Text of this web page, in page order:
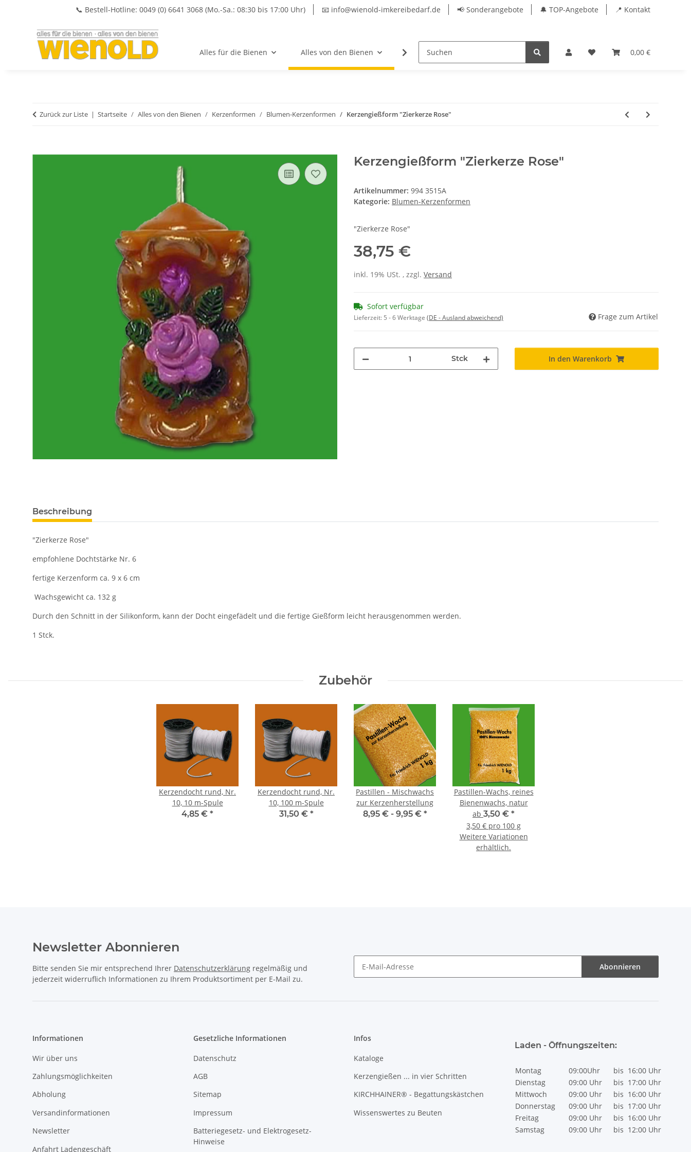
📞 Bestell-Hotline: 0049 (0) 6641 3068 (Mo.-Sa.: 08:30 bis 17:00 Uhr) 📧 info@wienold-imkereibedarf.de 📢 Sonderangebote 🔔 TOP-Angebote 📍 Kontakt
0,00 €
Alles für die Bienen Alles von den Bienen Hersteller
Zurück zur Liste Startseite Alles von den Bienen Kerzenformen Blumen-Kerzenformen Kerzengießform "Zierkerze Rose"
Kerzengießform "Zierkerze Rose"
Artikelnummer: 994 3515A
Kategorie: Blumen-Kerzenformen
"Zierkerze Rose"
38,75 €
inkl. 19% USt. , zzgl. Versand
Sofort verfügbar
Lieferzeit: 5 - 6 Werktage (DE - Ausland abweichend) Frage zum Artikel
Stck In den Warenkorb
Beschreibung
"Zierkerze Rose"
empfohlene Dochtstärke Nr. 6
fertige Kerzenform ca. 9 x 6 cm
Wachsgewicht ca. 132 g
Durch den Schnitt in der Silikonform, kann der Docht eingefädelt und die fertige Gießform leicht herausgenommen werden.
1 Stck.
Zubehör
Kerzendocht rund, Nr.
10, 10 m-Spule
4,85 € *
Kerzendocht rund, Nr.
10, 100 m-Spule
31,50 € *
Pastillen - Mischwachs
zur Kerzenherstellung
8,95 € - 9,95 € *
Pastillen-Wachs, reines
Bienenwachs, natur
ab 3,50 € *
3,50 € pro 100 g
Weitere Variationen
erhältlich.
Newsletter Abonnieren
Bitte senden Sie mir entsprechend Ihrer Datenschutzerklärung regelmäßig und
jederzeit widerruflich Informationen zu Ihrem Produktsortiment per E-Mail zu.
Abonnieren
Informationen
Wir über uns
Zahlungsmöglichkeiten
Abholung
Versandinformationen
Newsletter
Anfahrt Ladengeschäft
Gesetzliche Informationen
Datenschutz
AGB
Sitemap
Impressum
Batteriegesetz- und Elektrogesetz-
Hinweise
Infos
Kataloge
Kerzengießen ... in vier Schritten
KIRCHHAINER® - Begattungskästchen
Wissenswertes zu Beuten
Laden - Öffnungszeiten:
Montag 09:00Uhr bis 16:00 Uhr
Dienstag
09:00 Uhr bis 17:00 Uhr
Mittwoch
09:00 Uhr bis 16:00 Uhr
Donnerstag
09:00 Uhr bis 17:00 Uhr
Freitag
09:00 Uhr bis 16:00 Uhr
Samstag
09:00 Uhr bis 12:00 Uhr